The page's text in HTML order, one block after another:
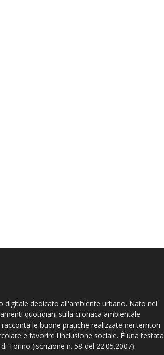
digitale dedicato all'ambiente urbano. Nato nel
quotidiani sulla cronaca ambientale
le buone pratiche realizzate nei territori
e favorire l'inclusione sociale. È una testata
Torino (iscrizione n. 58 del 22.05.2007).